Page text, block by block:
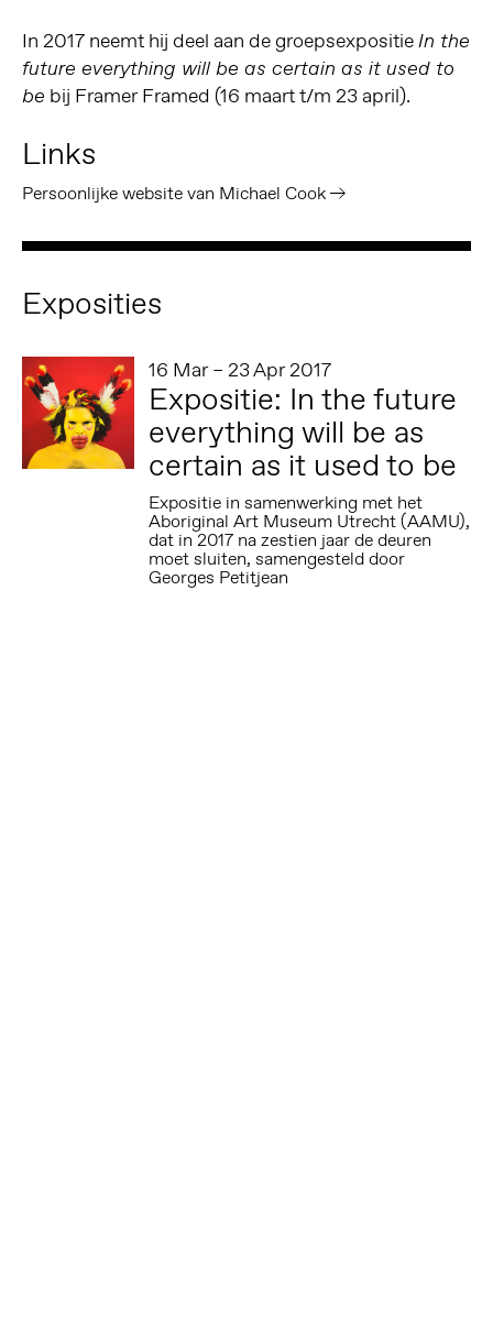
In 2017 neemt hij deel aan de groepsexpositieIn the
future everything will be as certain as it used to
be bij Framer Framed (16 maart t/m 23 april).
Links
Persoonlijke website van Michael Cook
Exposities
16 Mar – 23 Apr 2017
Expositie: In the future
everything will be as
certain as it used to be
Expositie in samenwerking met het
Aboriginal Art Museum Utrecht (AAMU),
dat in 2017 na zestien jaar de deuren
moet sluiten, samengesteld door
Georges Petitjean